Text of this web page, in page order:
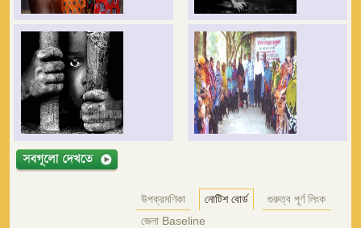
উপক্রমণিকা নোটিশ বোর্ড
গুরুত্ব পূর্ণ লিংক
জেলা Baseline